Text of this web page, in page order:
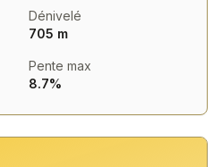
Dénivelé
705 m
Pente max
8.7%